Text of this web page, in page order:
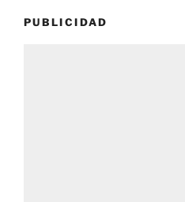
PUBLICIDAD